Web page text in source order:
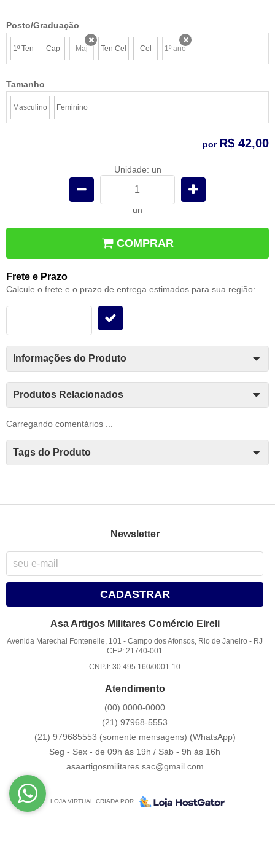
Posto/Graduação
1º Ten Cap Maj
x Ten Cel Cel 1º ano
x
Tamanho
Masculino Feminino
por R$ 42,00
Unidade: un
un
COMPRAR
Frete e Prazo
Calcule o frete e o prazo de entrega estimados para sua região:
Informações do Produto
Produtos Relacionados
Carregando comentários ...
Tags do Produto
Newsletter
CADASTRAR
Asa Artigos Militares Comércio Eireli
Avenida Marechal Fontenelle, 101 -Campo dos Afonsos, Rio de Janeiro - RJ
CEP: 21740-001
CNPJ: 30.495.160/0001-10
Atendimento
(00) 0000-0000
(21) 97968-5553
(21) 979685553 (somente mensagens) (WhatsApp)
Seg - Sex - de 09h às 19h / Sáb - 9h às 16h
asaartigosmilitares.sac@gmail.com
LOJA VIRTUAL CRIADA POR